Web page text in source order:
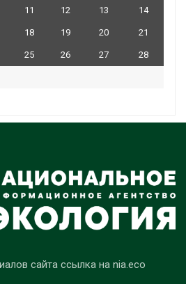
11 12 13 14
18 19 20 21
25 26 27 28
сайта ссылка на nia.eco